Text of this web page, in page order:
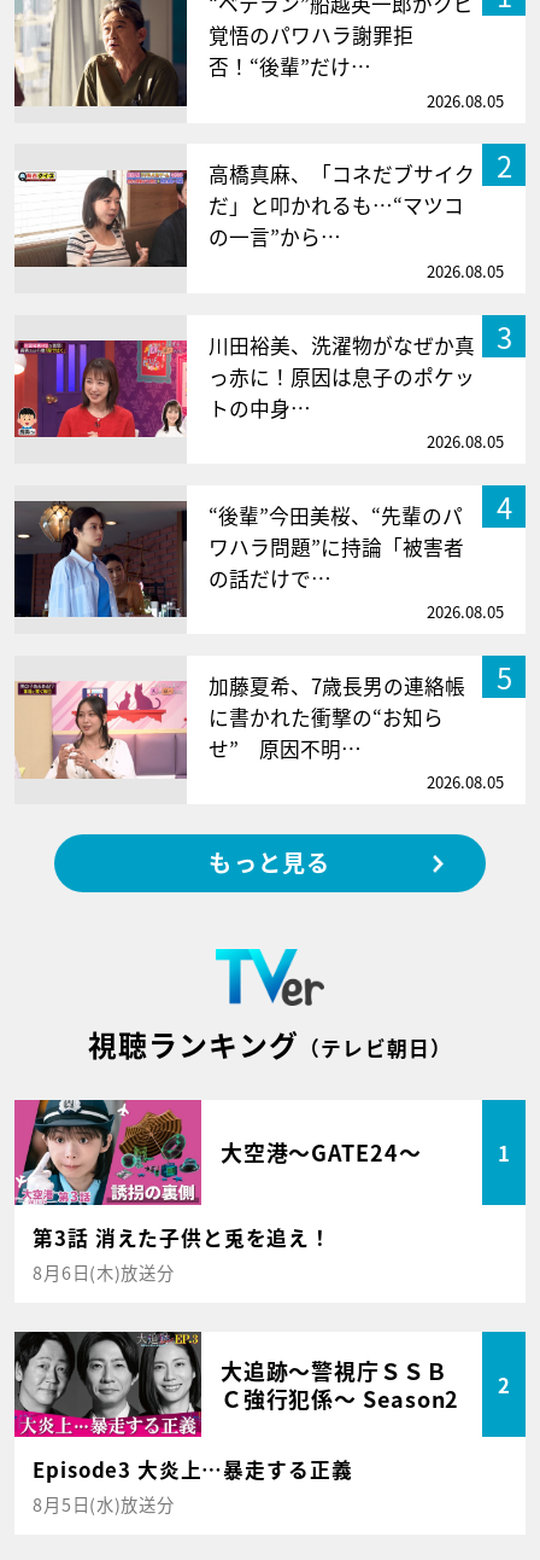
覚悟のパワハラ謝罪拒
否！“後輩”だけ…
2026.08.05
2
高橋真麻、「コネだブサイク
だ」と叩かれるも…“マツコ
の一言”から…
2026.08.05
3
川田裕美、洗濯物がなぜか真
っ赤に！原因は息子のポケッ
トの中身…
2026.08.05
4
“後輩”今田美桜、“先輩のパ
ワハラ問題”に持論「被害者
の話だけで…
2026.08.05
5
加藤夏希、7歳長男の連絡帳
に書かれた衝撃の“お知ら
せ” 原因不明…
2026.08.05
もっと見る
視聴ランキング （テレビ朝日）
大空港～GATE24～ 1
第3話 消えた子供と兎を追え！
8月6日(木)放送分
大追跡～警視庁ＳＳＢ
Ｃ強行犯係～ Season2
2
Episode3 大炎上…暴走する正義
8月5日(水)放送分